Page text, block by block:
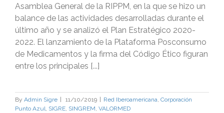
Asamblea General de la RIPPM, en la que se hizo un
balance de las actividades desarrolladas durante el
último año y se analizó el Plan Estratégico 2020-
2022. El lanzamiento de la Plataforma Posconsumo
de Medicamentos y la firma del Código Ético figuran
entre los principales [...]
By Admin Sigre | 11/10/2019 | Red Iberoamericana, Corporación
Punto Azul, SIGRE, SINGREM, VALORMED